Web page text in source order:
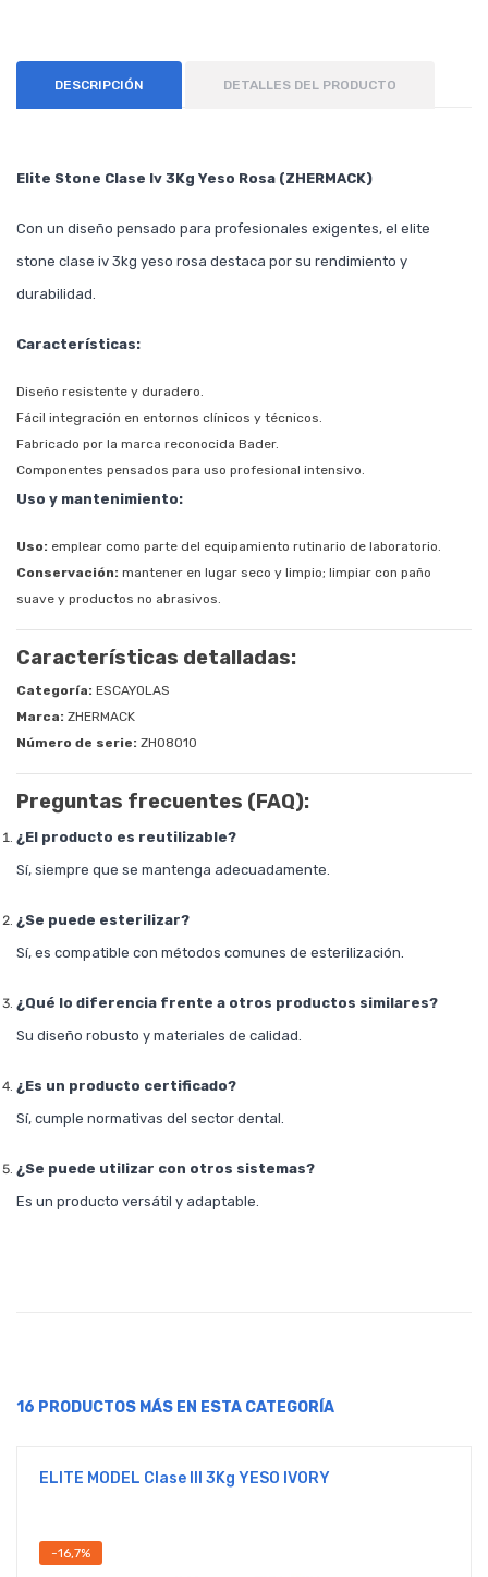
DESCRIPCIÓN DETALLES DEL PRODUCTO
Elite Stone Clase Iv 3Kg Yeso Rosa (ZHERMACK)
Con un diseño pensado para profesionales exigentes, el elite
stone clase iv 3kg yeso rosa destaca por su rendimiento y
durabilidad.
Características:
Diseño resistente y duradero.
Fácil integración en entornos clínicos y técnicos.
Fabricado por la marca reconocida Bader.
Componentes pensados para uso profesional intensivo.
Uso y mantenimiento:
Uso: emplear como parte del equipamiento rutinario de laboratorio.
Conservación: mantener en lugar seco y limpio; limpiar con paño
suave y productos no abrasivos.
Características detalladas:
Categoría: ESCAYOLAS
Marca: ZHERMACK
Número de serie: ZH08010
Preguntas frecuentes (FAQ):
¿El producto es reutilizable?
Sí, siempre que se mantenga adecuadamente.
¿Se puede esterilizar?
Sí, es compatible con métodos comunes de esterilización.
¿Qué lo diferencia frente a otros productos similares?
Su diseño robusto y materiales de calidad.
¿Es un producto certificado?
Sí, cumple normativas del sector dental.
¿Se puede utilizar con otros sistemas?
Es un producto versátil y adaptable.
16 PRODUCTOS MÁS EN ESTA CATEGORÍA
ELITE MODEL Clase III 3Kg YESO IVORY
-16,7%